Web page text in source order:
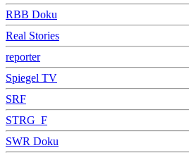
RBB Doku
Real Stories
reporter
Spiegel TV
SRF
STRG_F
SWR Doku